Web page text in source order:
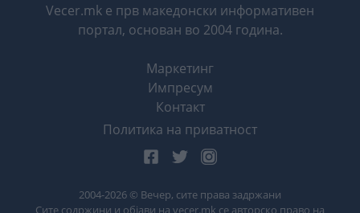
Vecer.mk е прв македонски информативен
портал, основан во 2004 година.
Маркетинг
Импресум
Контакт
Политика на приватност
2004-2026 © Вечер, сите права задржани
Сите содржини и објави на vecer.mk се авторско право на